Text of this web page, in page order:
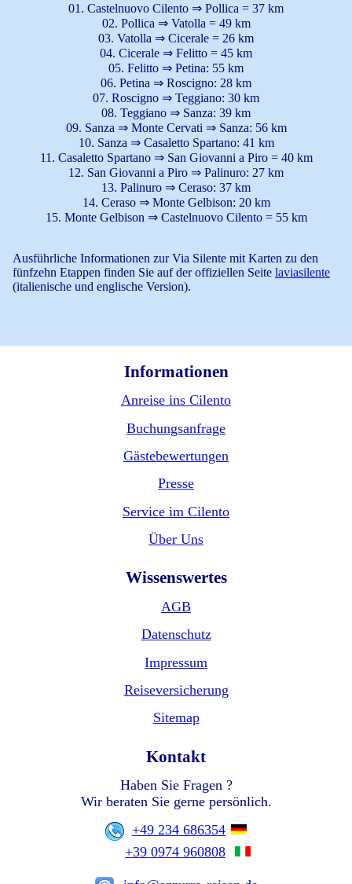
01. Castelnuovo Cilento ⇒ Pollica = 37 km
02. Pollica ⇒ Vatolla = 49 km
03. Vatolla ⇒ Cicerale = 26 km
04. Cicerale ⇒ Felitto = 45 km
05. Felitto ⇒ Petina: 55 km
06. Petina ⇒ Roscigno: 28 km
07. Roscigno ⇒ Teggiano: 30 km
08. Teggiano ⇒ Sanza: 39 km
09. Sanza ⇒ Monte Cervati ⇒ Sanza: 56 km
10. Sanza ⇒ Casaletto Spartano: 41 km
11. Casaletto Spartano ⇒ San Giovanni a Piro = 40 km
12. San Giovanni a Piro ⇒ Palinuro: 27 km
13. Palinuro ⇒ Ceraso: 37 km
14. Ceraso ⇒ Monte Gelbison: 20 km
15. Monte Gelbison ⇒ Castelnuovo Cilento = 55 km
Ausführliche Informationen zur Via Silente mit Karten zu den
fünfzehn Etappen finden Sie auf der offiziellen Seite laviasilente
(italienische und englische Version).
Informationen
Anreise ins Cilento
Buchungsanfrage
Gästebewertungen
Presse
Service im Cilento
Über Uns
Wissenswertes
AGB
Datenschutz
Impressum
Reiseversicherung
Sitemap
Kontakt
Haben Sie Fragen ?
Wir beraten Sie gerne persönlich.
+49 234 686354
+39 0974 960808